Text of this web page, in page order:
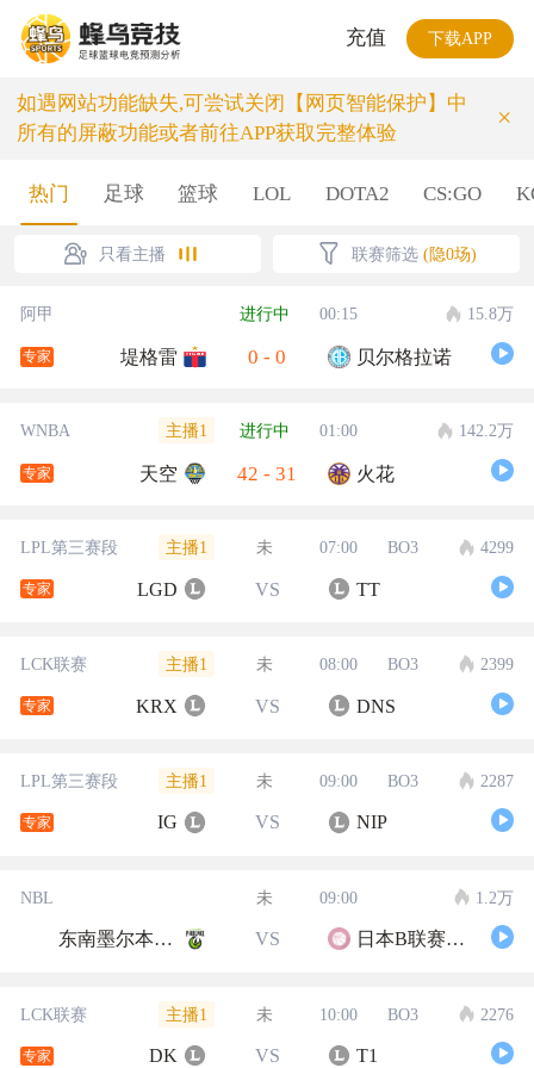
充值 下载APP
如遇网站功能缺失,可尝试关闭【网页智能保护】中
所有的屏蔽功能或者前往APP获取完整体验
×
热门 足球 篮球 LOL DOTA2 CS:GO
只看主播 联赛筛选 (隐0场)
阿甲 进行中 00:15 15.8万
专家 堤格雷 0 - 0 贝尔格拉诺
WNBA 主播1 进行中 01:00 142.2万
专家 天空 42 - 31 火花
LPL第三赛段 主播1 未 07:00 BO3 4299
专家 LGD VS TT
LCK联赛 主播1 未 08:00 BO3 2399
专家 KRX VS DNS
LPL第三赛段 主播1 未 09:00 BO3 2287
专家 IG VS NIP
NBL 未 09:00 1.2万
东南墨尔本凤凰 VS 日本B联赛联队
LCK联赛 主播1 未 10:00 BO3 2276
专家 DK VS T1